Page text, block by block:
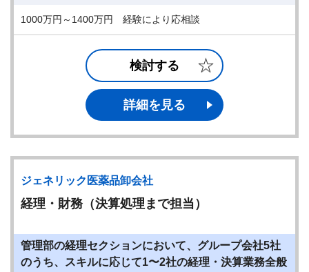
1000万円～1400万円 経験により応相談
検討する
詳細を見る
ジェネリック医薬品卸会社
経理・財務（決算処理まで担当）
管理部の経理セクションにおいて、グループ会社5社
のうち、スキルに応じて1〜2社の経理・決算業務全般